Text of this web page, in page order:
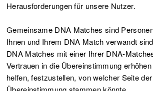
Herausforderungen für unsere Nutzer.
Gemeinsame DNA Matches sind
Ihnen und Ihrem DNA Match verwandt
DNA Matches mit einer Ihrer DNA-
Vertrauen in die Übereinstimmung
helfen, festzustellen, von welcher Seite